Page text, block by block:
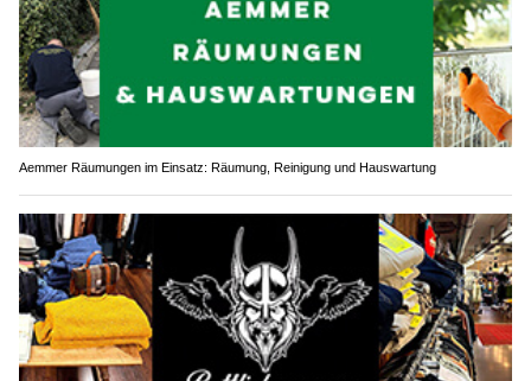
Aemmer Räumungen im Einsatz: Räumung, Reinigung und Hauswartung